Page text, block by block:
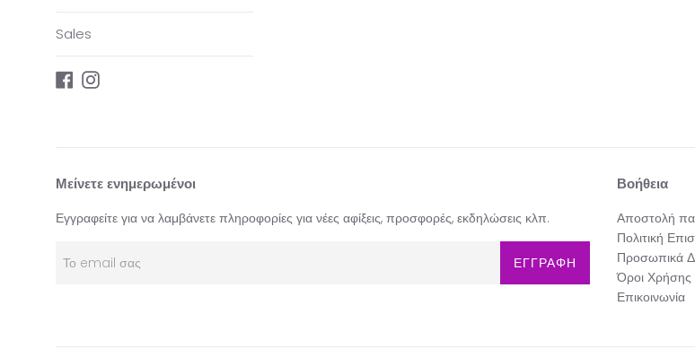
Sales
Facebook
Instagram
Μείνετε ενημερωμένοι
Εγγραφείτε για να λαμβάνετε πληροφορίες για νέες αφίξεις, προσφορές, εκδηλώσεις κλπ.
ΕΓΓΡΑΦΗ
Βοήθεια
Αποστολή
Πολιτική
Προσωπικά
Όροι Χρήσης
Επικοινωνία